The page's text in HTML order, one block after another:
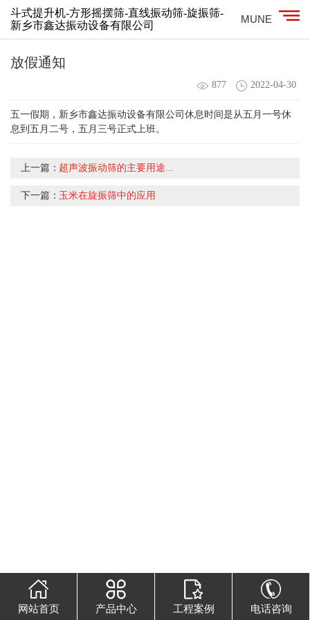
斗式提升机-方形摇摆筛-直线振动筛-旋振筛-
新乡市鑫达振动设备有限公司
MUNE
放假通知
877 2022-04-30
五一假期，新乡市鑫达振动设备有限公司休息时间是从五月一号休
息到五月二号，五月三号正式上班。
上一篇： 超声波振动筛的主要用途...
下一篇： 玉米在旋振筛中的应用
网站首页 产品中心 工程案例 电话咨询